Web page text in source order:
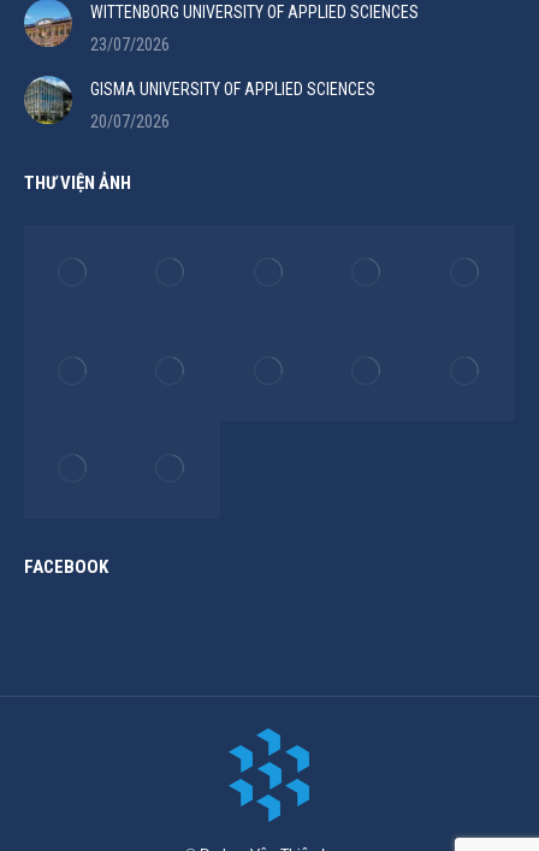
WITTENBORG UNIVERSITY OF APPLIED SCIENCES
23/07/2026
GISMA UNIVERSITY OF APPLIED SCIENCES
20/07/2026
THƯ VIỆN ẢNH
FACEBOOK